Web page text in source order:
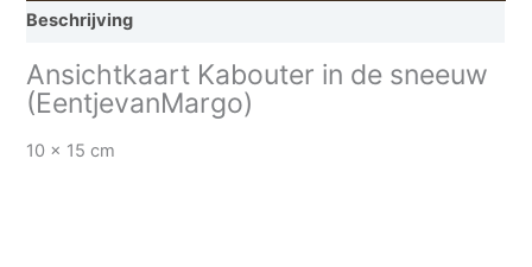
Beschrijving
Ansichtkaart Kabouter in de sneeuw
(EentjevanMargo)
10 x 15 cm